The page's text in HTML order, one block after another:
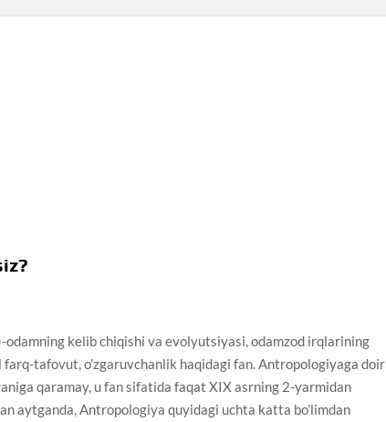
kelib chiqishi va evolyutsiyasi, odamzod irqlarining
tafovut, o’zgaruvchanlik haqidagi fan. Antropologiyaga doir
qaramay, u fan sifatida faqat XIX asrning 2-yarmidan
aytganda, Antropologiya quyidagi uchta katta bo’limdan